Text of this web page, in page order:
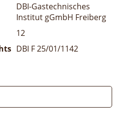
DBI-Gastechnisches
Institut gGmbH Freiberg
12
DBI F 25/01/1142